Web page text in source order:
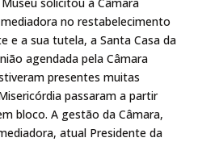
no restabelecimento
e a sua tutela, a Santa Casa da
agendada pela Câmara
presentes muitas
passaram a partir
bloco. A gestão da Câmara,
atual Presidente da